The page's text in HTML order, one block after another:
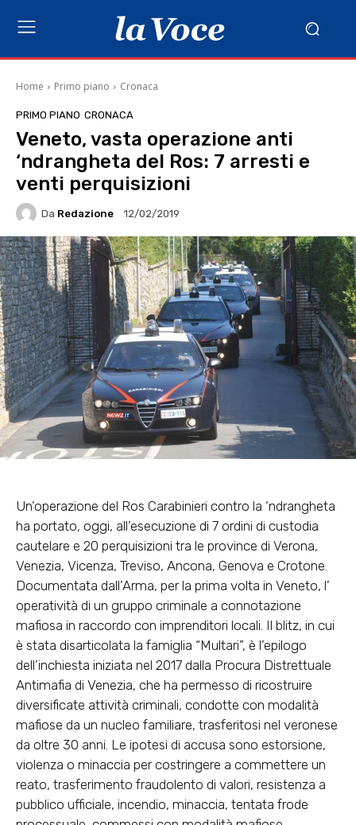
Home Primo piano Cronaca
PRIMO PIANO CRONACA
Veneto, vasta operazione anti
‘ndrangheta del Ros: 7 arresti e
venti perquisizioni
Da Redazione 12/02/2019
Un’operazione del Ros Carabinieri contro la ‘ndrangheta
ha portato, oggi, all’esecuzione di 7 ordini di custodia
cautelare e 20 perquisizioni tra le province di Verona,
Venezia, Vicenza, Treviso, Ancona, Genova e Crotone.
Documentata dall’Arma, per la prima volta in Veneto, l’
operatività di un gruppo criminale a connotazione
mafiosa in raccordo con imprenditori locali. Il blitz, in cui
è stata disarticolata la famiglia “Multari”, è l’epilogo
dell’inchiesta iniziata nel 2017 dalla Procura Distrettuale
Antimafia di Venezia, che ha permesso di ricostruire
diversificate attività criminali, condotte con modalità
mafiose da un nucleo familiare, trasferitosi nel veronese
da oltre 30 anni. Le ipotesi di accusa sono estorsione,
violenza o minaccia per costringere a commettere un
reato, trasferimento fraudolento di valori, resistenza a
pubblico ufficiale, incendio, minaccia, tentata frode